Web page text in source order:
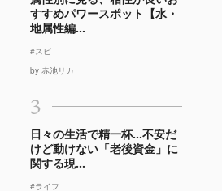
すすめパワースポット【水・
地属性編...
#スピ
by 赤池リカ
3
日々の生活で精一杯…不安だ
けど動けない「老後資金」に
関する現...
#ライフ